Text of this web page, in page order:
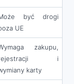
być drogi
UE
zakupu,
i
karty